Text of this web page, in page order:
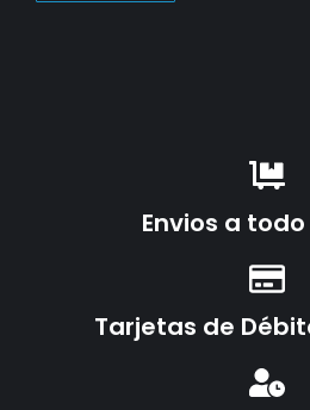
Envios a
Tarjetas de